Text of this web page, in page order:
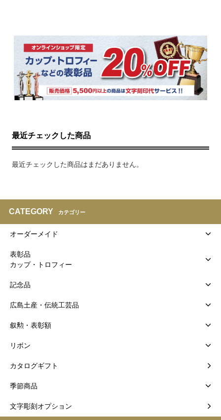
最近チェックした商品
最近チェックした商品はまだありません。
CATEGORY カテゴリー
オーダーメイド
表彰品
カップ・トロフィー
記念品
広島土産・伝統工芸品
叙勲・表彰額
リボン
カタログギフト
季節商品
文字彫刻オプション